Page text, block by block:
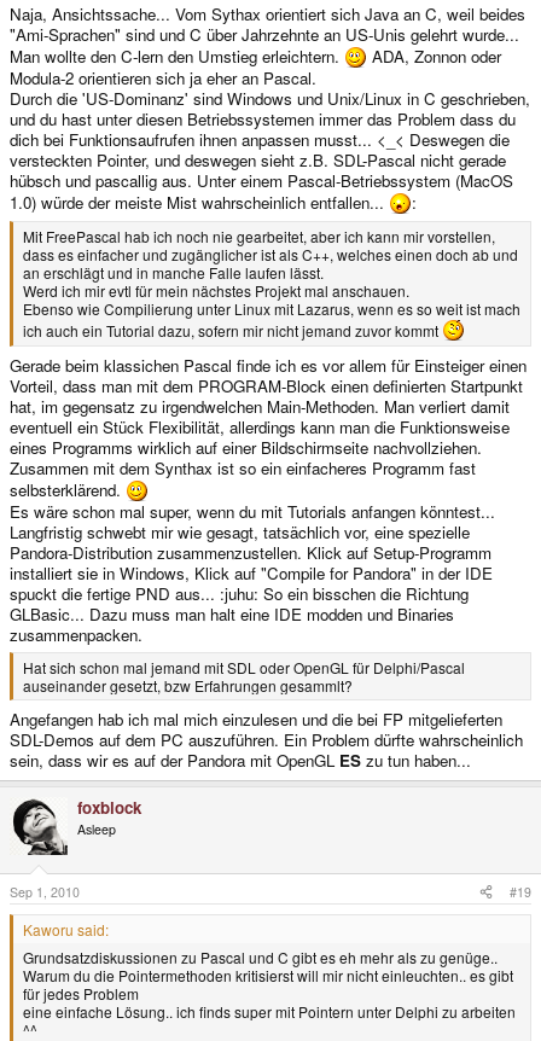
Naja, Ansichtssache... Vom Sythax orientiert sich Java an C, weil beides
"Ami-Sprachen" sind und C über Jahrzehnte an US-Unis gelehrt wurde...
Man wollte den C-lern den Umstieg erleichtern.
ADA, Zonnon oder
Modula-2 orientieren sich ja eher an Pascal.
Durch die 'US-Dominanz' sind Windows und Unix/Linux in C geschrieben,
und du hast unter diesen Betriebssystemen immer das Problem dass du
dich bei Funktionsaufrufen ihnen anpassen musst... <_< Deswegen die
versteckten Pointer, und deswegen sieht z.B. SDL-Pascal nicht gerade
hübsch und pascallig aus. Unter einem Pascal-Betriebssystem (MacOS
1.0) würde der meiste Mist wahrscheinlich entfallen...
:
Mit FreePascal hab ich noch nie gearbeitet, aber ich kann mir vorstellen,
dass es einfacher und zugänglicher ist als C++, welches einen doch ab und
an erschlägt und in manche Falle laufen lässt.
Werd ich mir evtl für mein nächstes Projekt mal anschauen.
Ebenso wie Compilierung unter Linux mit Lazarus, wenn es so weit ist mach
ich auch ein Tutorial dazu, sofern mir nicht jemand zuvor kommt
Gerade beim klassichen Pascal finde ich es vor allem für Einsteiger einen
Vorteil, dass man mit dem PROGRAM-Block einen definierten Startpunkt
hat, im gegensatz zu irgendwelchen Main-Methoden. Man verliert damit
eventuell ein Stück Flexibilität, allerdings kann man die Funktionsweise
eines Programms wirklich auf einer Bildschirmseite nachvollziehen.
Zusammen mit dem Synthax ist so ein einfacheres Programm fast
selbsterklärend.
Es wäre schon mal super, wenn du mit Tutorials anfangen könntest...
Langfristig schwebt mir wie gesagt, tatsächlich vor, eine spezielle
Pandora-Distribution zusammenzustellen. Klick auf Setup-Programm
installiert sie in Windows, Klick auf "Compile for Pandora" in der IDE
spuckt die fertige PND aus... :juhu: So ein bisschen die Richtung
GLBasic... Dazu muss man halt eine IDE modden und Binaries
zusammenpacken.
Hat sich schon mal jemand mit SDL oder OpenGL für Delphi/Pascal
auseinander gesetzt, bzw Erfahrungen gesammlt?
Angefangen hab ich mal mich einzulesen und die bei FP mitgelieferten
SDL-Demos auf dem PC auszuführen. Ein Problem dürfte wahrscheinlich
sein, dass wir es auf der Pandora mit OpenGL ES zu tun haben...
foxblock
Asleep
Sep 1, 2010 #19
Kaworu said:
Grundsatzdiskussionen zu Pascal und C gibt es eh mehr als zu genüge..
Warum du die Pointermethoden kritisierst will mir nicht einleuchten.. es gibt
für jedes Problem
eine einfache Lösung.. ich finds super mit Pointern unter Delphi zu arbeiten
^^